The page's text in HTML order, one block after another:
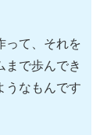
って、それを
まで歩んでき
うなもんです